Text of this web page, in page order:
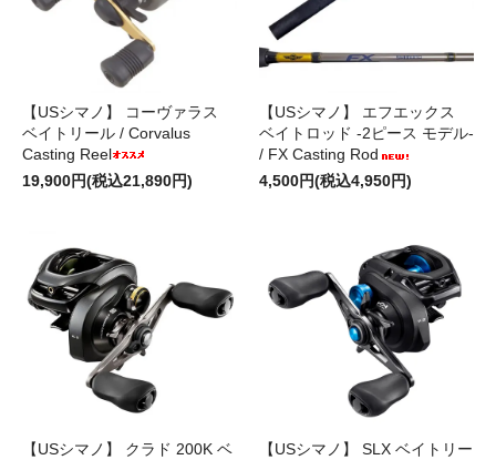
【USシマノ】 コーヴァラス
ベイトリール / Corvalus
Casting Reel
19,900円(税込21,890円)
【USシマノ】 エフエックス
ベイトロッド -2ピース モデル-
/ FX Casting Rod
4,500円(税込4,950円)
【USシマノ】 クラド 200K ベ
【USシマノ】 SLX ベイトリー